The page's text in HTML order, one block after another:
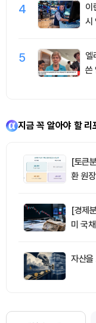
4
이
시
5
엘
쓴
지금 꼭 알아야 할 리
[토큰
환 원
[경제
미 국
자산을